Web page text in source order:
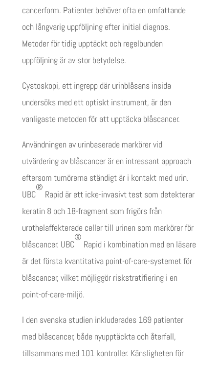
cancerform. Patienter behöver ofta en omfattande
och långvarig uppföljning efter initial diagnos.
Metoder för tidig upptäckt och regelbunden
uppföljning är av stor betydelse.
Cystoskopi, ett ingrepp där urinblåsans insida
undersöks med ett optiskt instrument, är den
vanligaste metoden för att upptäcka blåscancer.
Användningen av urinbaserade markörer vid
utvärdering av blåscancer är en intressant approach
eftersom tumörerna ständigt är i kontakt med urin.
UBC
®
Rapid är ett icke-invasivt test som detekterar
keratin 8 och 18-fragment som frigörs från
urothelaffekterade celler till urinen som markörer för
blåscancer. UBC
®
Rapid i kombination med en läsare
är det första kvantitativa point-of-care-systemet för
blåscancer, vilket möjliggör riskstratifiering i en
point-of-care-miljö.
I den svenska studien inkluderades 169 patienter
med blåscancer, både nyupptäckta och återfall,
tillsammans med 101 kontroller. Känsligheten för